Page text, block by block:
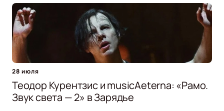
28 июля
Теодор Курентзис и musicAeterna: «Рамо.
Звук света — 2» в Зарядье